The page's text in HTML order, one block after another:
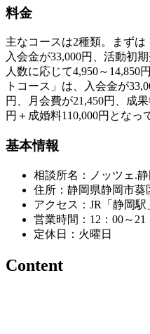
料金
主なコースは2種類。まずは
入会金が33,000円、活動初
人数に応じて4,950～14,850
トコース」は、入会金が
円、月会費が21,450円、成
円＋成婚料110,000円となっ
基本情報
相談所名：ノッツェ.
住所：静岡県静岡市
アクセス：JR「静岡
営業時間：12：00～21
定休日：火曜日
Content